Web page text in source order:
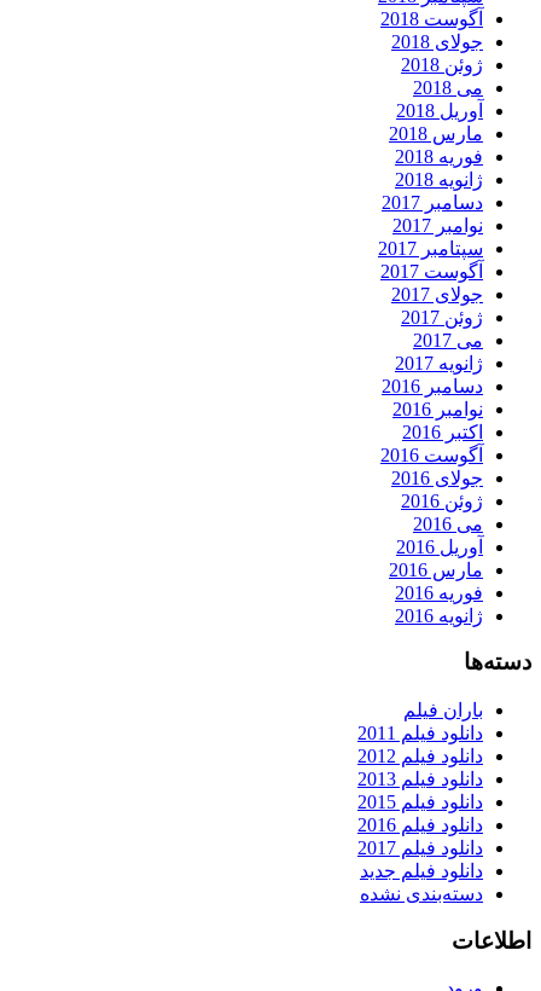
آگوست 2018
جولای 2018
ژوئن 2018
می 2018
آوریل 2018
مارس 2018
فوریه 2018
ژانویه 2018
دسامبر 2017
نوامبر 2017
سپتامبر 2017
آگوست 2017
جولای 2017
ژوئن 2017
می 2017
ژانویه 2017
دسامبر 2016
نوامبر 2016
اکتبر 2016
آگوست 2016
جولای 2016
ژوئن 2016
می 2016
آوریل 2016
مارس 2016
فوریه 2016
ژانویه 2016
دسته‌ها
باران فیلم
دانلود فیلم 2011
دانلود فیلم 2012
دانلود فیلم 2013
دانلود فیلم 2015
دانلود فیلم 2016
دانلود فیلم 2017
دانلود فیلم جدید
دسته‌بندی نشده
اطلاعات